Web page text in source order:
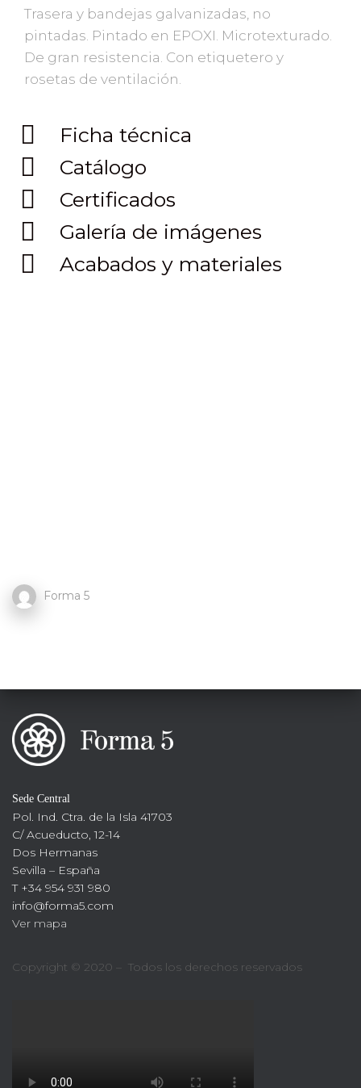
Trasera y bandejas galvanizadas, no
pintadas. Pintado en EPOXI. Microtexturado.
De gran resistencia. Con etiquetero y
rosetas de ventilación.
Ficha técnica
Catálogo
Certificados
Galería de imágenes
Acabados y materiales
Forma 5
Sede Central
Pol. Ind. Ctra. de la Isla 41703
C/ Acueducto, 12-14
Dos Hermanas
Sevilla – España
T +34 954 931 980
info@forma5.com
Ver mapa
Copyright © 2020 – Todos los derechos reservados